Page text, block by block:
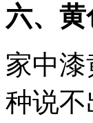
六、黄
家中
种说